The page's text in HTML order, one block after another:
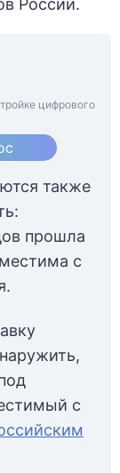
России.
цифрового
также
прошла
с
с